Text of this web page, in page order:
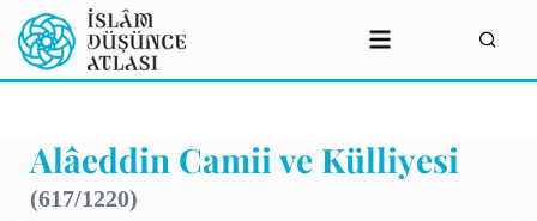
Alâeddin Camii ve Külliyesi
(617/1220)